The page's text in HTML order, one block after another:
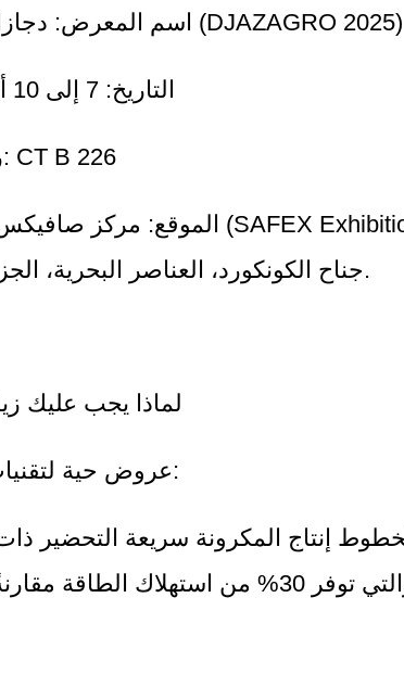
- اسم المعرض: دجازاجرو 2025 (DJAZAGRO 2025)
- رقم الجناح: CT B 226
جناح الكونكورد، العناصر البحرية، الجزائر العاصمة.
1. عروض حية لتقنيات مبتكرة:
العالية، والتي توفر 30% من استهلاك